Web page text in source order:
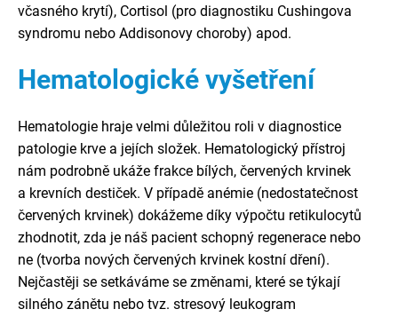
včasného krytí), Cortisol (pro diagnostiku Cushingova
syndromu nebo Addisonovy choroby) apod.
Hematologické vyšetření
Hematologie hraje velmi důležitou roli v diagnostice
patologie krve a jejích složek. Hematologický přístroj
nám podrobně ukáže frakce bílých, červených krvinek
a krevních destiček. V případě anémie (nedostatečnost
červených krvinek) dokážeme díky výpočtu retikulocytů
zhodnotit, zda je náš pacient schopný regenerace nebo
ne (tvorba nových červených krvinek kostní dření).
Nejčastěji se setkáváme se změnami, které se týkají
silného zánětu nebo tvz. stresový leukogram